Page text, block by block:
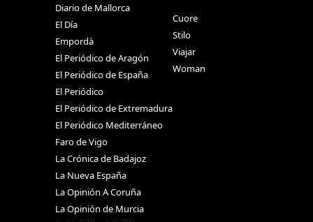
Diario de Mallorca
El Día
Empordà
El Periódico de Aragón
El Periódico de España
El Periódico
El Periódico de Extremadura
El Periódico Mediterráneo
Faro de Vigo
La Crónica de Badajoz
La Nueva España
La Opinión A Coruña
La Opinión de Murcia
Cuore
Stilo
Viajar
Woman